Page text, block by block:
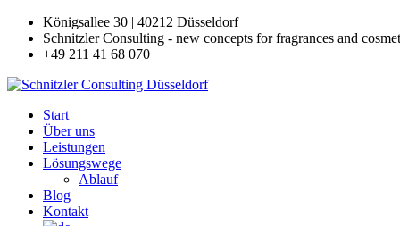
Königsallee 30 | 40212 Düsseldorf
Schnitzler Consulting - new concepts for fragrances and
+49 211 41 68 070
Start
Über uns
Leistungen
Lösungswege
Ablauf
Blog
Kontakt